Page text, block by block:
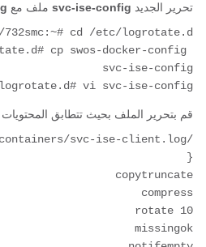
تحرير الجديد svc-ise-config ملف مع
732smc:~# cd /etc/logrotate.d/
cp swos-docker-config
svc-ise-config
logrotate.d# vi svc-ise-config
قم بتحرير الملف بحيث تتطابق المحتويات
{
copytruncate
compress
rotate 10
missingok